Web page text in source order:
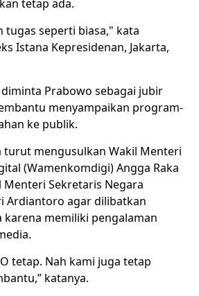
tetap ada.
tugas seperti biasa," kata
Istana Kepresidenan, Jakarta,
Prabowo sebagai jubir
menyampaikan program-
ke publik.
turut mengusulkan Wakil Menteri
(Wamenkomdigi) Angga Raka
Menteri Sekretaris Negara
Ardiantoro agar dilibatkan
karena memiliki pengalaman
tetap. Nah kami juga tetap
katanya.